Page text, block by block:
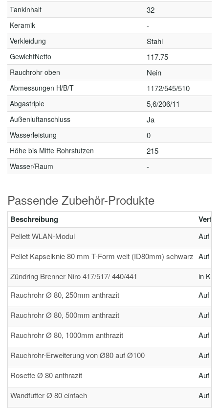
Tankinhalt 32
Keramik -
Verkleidung Stahl
GewichtNetto 117.75
Rauchrohr oben Nein
Abmessungen H/B/T 1172/545/510
Abgastriple 5,6/206/11
Außenluftanschluss Ja
Wasserleistung 0
Höhe bis Mitte Rohrstutzen 215
Wasser/Raum -
Passende Zubehör-Produkte
Beschreibung
Pellett WLAN-Modul
Auf
Pellet Kapselknie 80 mm T-Form weit (ID80mm) schwarz Auf
Zündring Brenner Niro 417/517/ 440/441
in
Rauchrohr Ø 80, 250mm anthrazit
Auf
Rauchrohr Ø 80, 500mm anthrazit
Auf
Rauchrohr Ø 80, 1000mm anthrazit
Auf
Rauchrohr-Erweiterung von Ø80 auf Ø100
Auf
Rosette Ø 80 anthrazit
Auf
Wandfutter Ø 80 einfach
Auf